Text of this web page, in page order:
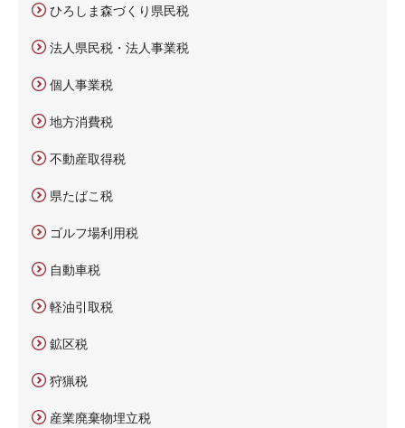
ひろしま森づくり県民税
法人県民税・法人事業税
個人事業税
地方消費税
不動産取得税
県たばこ税
ゴルフ場利用税
自動車税
軽油引取税
鉱区税
狩猟税
産業廃棄物埋立税